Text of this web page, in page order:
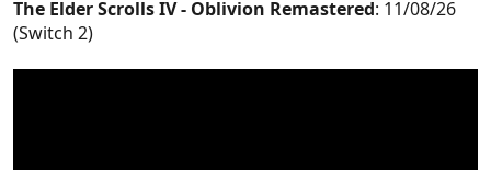
The Elder Scrolls IV - Oblivion Remastered: 11/08/26
(Switch 2)